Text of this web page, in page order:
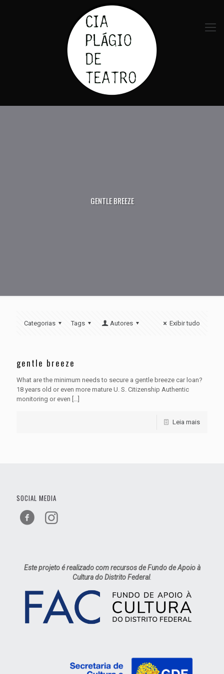
GENTLE BREEZE
Categorias Tags Autores Exibir tudo
gentle breeze
What are the minimum needs to secure a gentle breeze car loan?
18 years old or even more mature U. S. Citizenship Authentic
monitoring or even […]
Leia mais
SOCIAL MEDIA
Este projeto é realizado com recursos de Fundo de Apoio à
Cultura do Distrito Federal.